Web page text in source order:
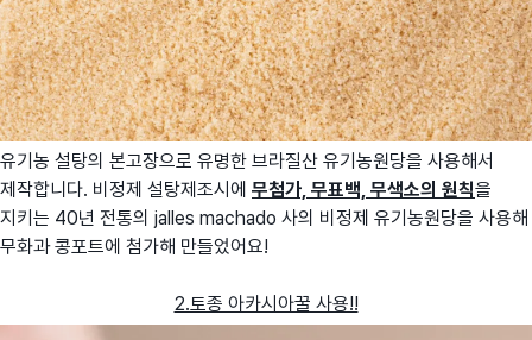
유기농 설탕의 본고장으로 유명한 브라질산 유기농원당을 사용해서
제작합니다. 비정제 설탕제조시에 무첨가, 무표백, 무색소의 원칙을
지키는 40년 전통의 jalles machado 사의 비정제 유기농원당을 사용해
무화과 콩포트에 첨가해 만들었어요!
2.토종 아카시아꿀 사용!!